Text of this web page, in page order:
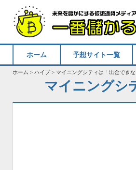
ホーム 予想サイト一覧
ホーム > ハイプ > マイニングシティは「出金でき
マイニングシ